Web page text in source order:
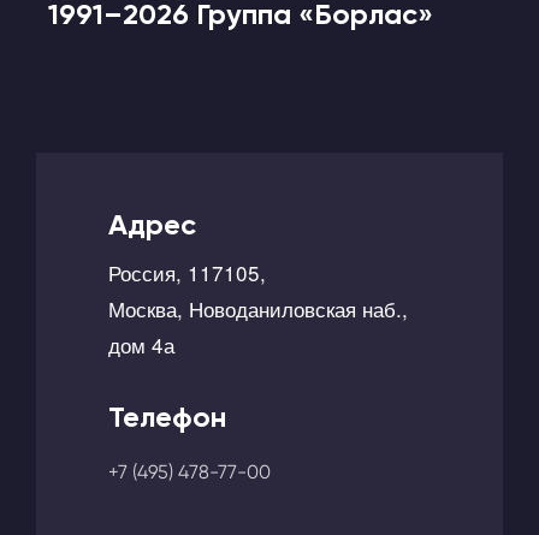
1991–2026 Группа «Борлас»
Адрес
Россия, 117105,
Москва, Новоданиловская наб.,
дом 4а
Телефон
+7 (495) 478-77-00